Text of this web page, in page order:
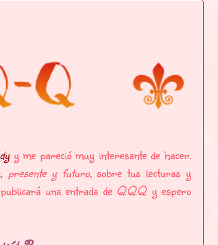
y me pareció muy interesante de hacer.
presente y futuro, sobre tus lecturas y
una entrada de Q.Q.Q. y espero